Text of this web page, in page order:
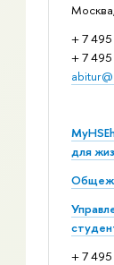
+ 7
+ 7
для
+ 7